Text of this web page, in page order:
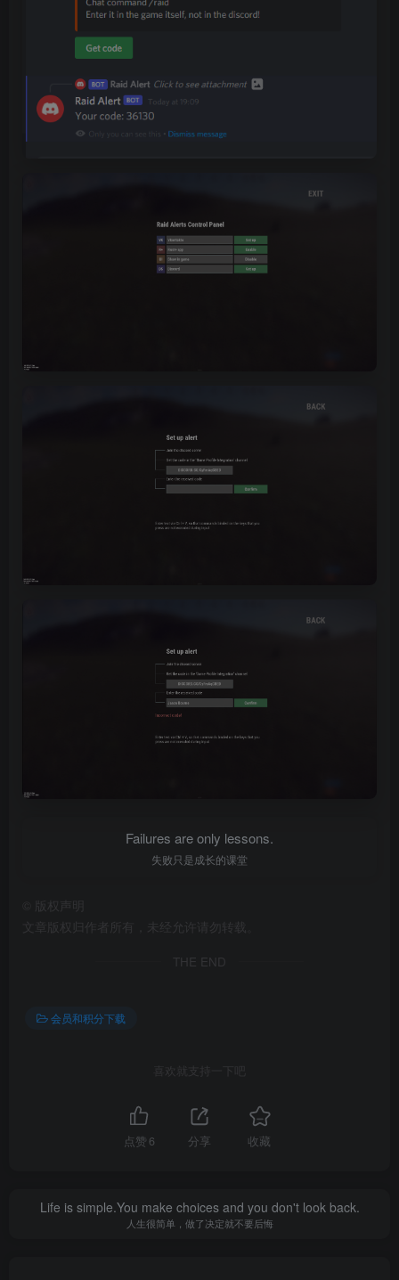
Failures are only lessons.
失败只是成长的课堂
版权声明
文章版权归作者所有，未经允许请勿转载。
THE END
会员和积分下载
喜欢就支持一下吧
点赞 6 分享 收藏
Life is simple.You make choices and you don't look back.
人生很简单，做了决定就不要后悔